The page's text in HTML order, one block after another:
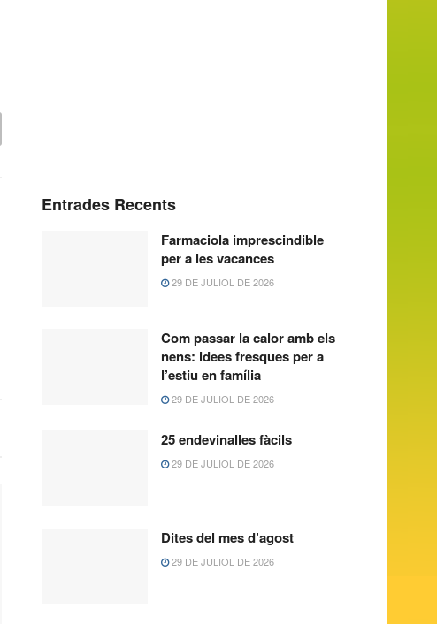
Entrades Recents
Farmaciola imprescindible
per a les vacances
29 DE JULIOL DE 2026
Com passar la calor amb els
nens: idees fresques per a
l’estiu en família
29 DE JULIOL DE 2026
25 endevinalles fàcils
29 DE JULIOL DE 2026
Dites del mes d’agost
29 DE JULIOL DE 2026